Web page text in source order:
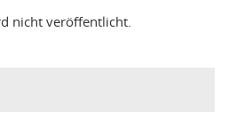
nicht veröffentlicht.